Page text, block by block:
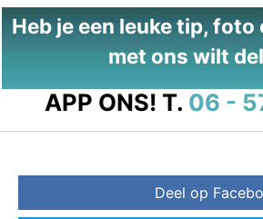
Heb je een leuke tip, foto
met ons wilt
APP ONS! T. 06 -
Deel op